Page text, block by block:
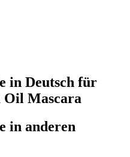
in Deutsch für
Oil Mascara
in anderen